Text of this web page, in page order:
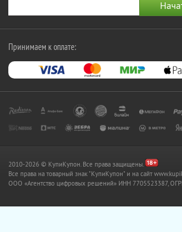
Принимаем к оплате:
2010-2026 © КупиКупон. Все права защищены.
Все права на товарный знак "КупиКупон" и на сайт
OOO «Агентство цифровых решений» ИНН 7705523387,